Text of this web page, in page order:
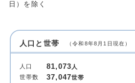
日）を除く
人口と世帯 （令和8年8月1日現在）
人口 81,073人
世帯数
37,047世帯